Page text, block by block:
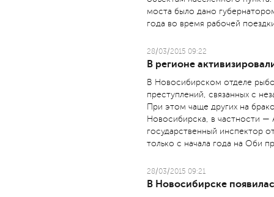
моста было дано
года во время рабочей
28/03/2015 09:22
В регионе
В Новосибирском отделе
преступлений, связанных с
При этом чаще других на
Новосибирска, в частности —
государственный инспектор
только с начала года на Оби
28/03/2015 09:21
В Новосибирске